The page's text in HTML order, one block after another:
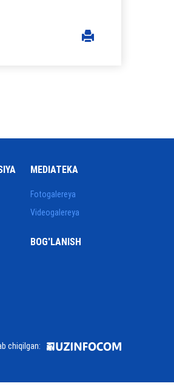
MEDIATEKA
Fotogalereya
Videogalereya
BOG'LANISH
chiqilgan: